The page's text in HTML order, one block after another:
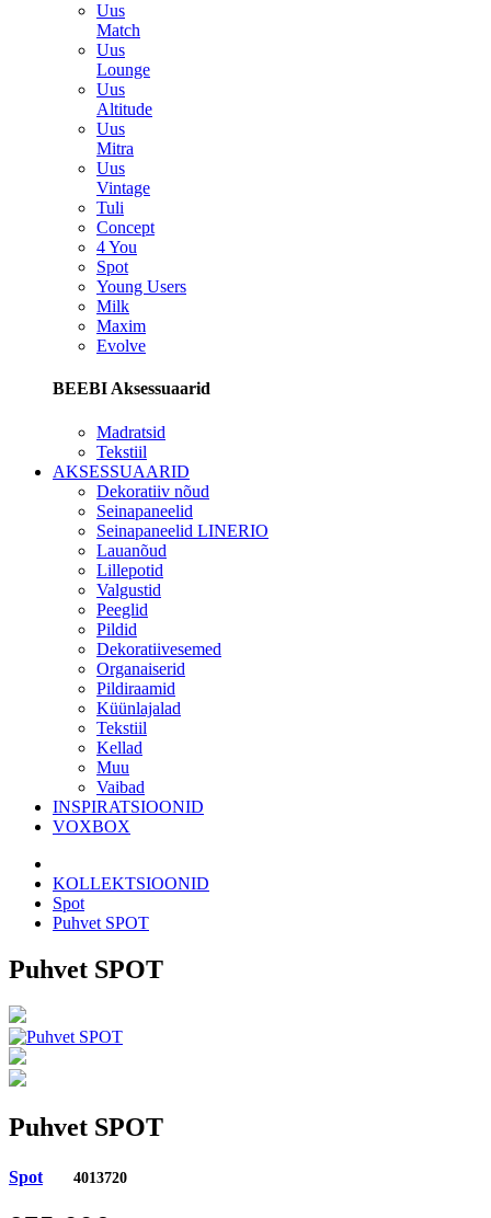
Uus
Match
Uus
Lounge
Uus
Altitude
Uus
Mitra
Uus
Vintage
Tuli
Concept
4 You
Spot
Young Users
Milk
Maxim
Evolve
BEEBI Aksessuaarid
Madratsid
Tekstiil
AKSESSUAARID
Dekoratiiv nõud
Seinapaneelid
Seinapaneelid LINERIO
Lauanõud
Lillepotid
Valgustid
Peeglid
Pildid
Dekoratiivesemed
Organaiserid
Pildiraamid
Küünlajalad
Tekstiil
Kellad
Muu
Vaibad
INSPIRATSIOONID
VOXBOX
KOLLEKTSIOONID
Spot
Puhvet SPOT
Puhvet SPOT
Puhvet SPOT
Spot 4013720